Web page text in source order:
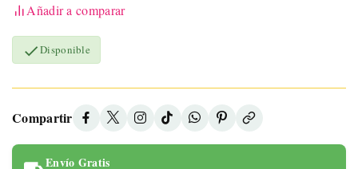
Añadir a comparar
Disponible
Compartir
Envío Gratis